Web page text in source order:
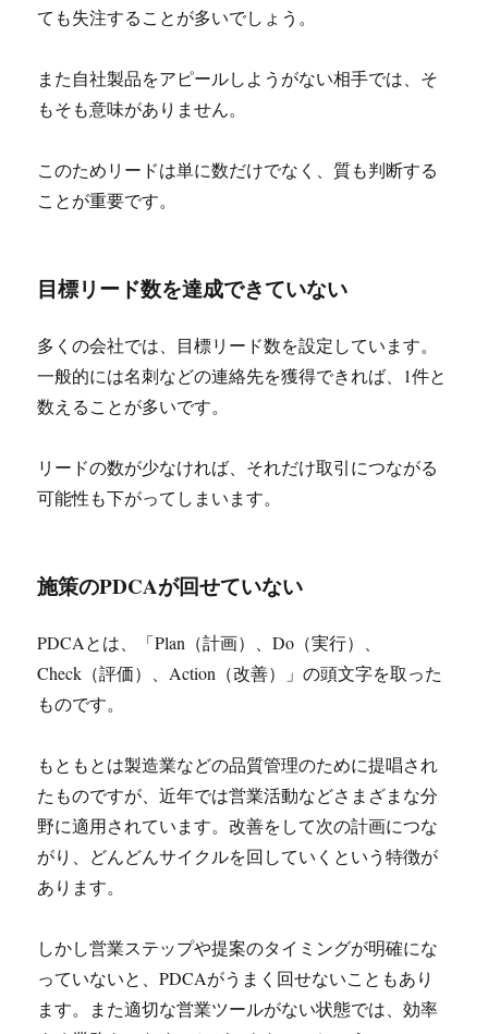
ても失注することが多いでしょう。
また自社製品をアピールしようがない相手では、そ
もそも意味がありません。
このためリードは単に数だけでなく、質も判断する
ことが重要です。
目標リード数を達成できていない
多くの会社では、目標リード数を設定しています。
一般的には名刺などの連絡先を獲得できれば、1件と
数えることが多いです。
リードの数が少なければ、それだけ取引につながる
可能性も下がってしまいます。
施策のPDCAが回せていない
PDCAとは、「Plan（計画）、Do（実行）、
Check（評価）、Action（改善）」の頭文字を取った
ものです。
もともとは製造業などの品質管理のために提唱され
たものですが、近年では営業活動などさまざまな分
野に適用されています。改善をして次の計画につな
がり、どんどんサイクルを回していくという特徴が
あります。
しかし営業ステップや提案のタイミングが明確にな
っていないと、PDCAがうまく回せないこともあり
ます。また適切な営業ツールがない状態では、効率